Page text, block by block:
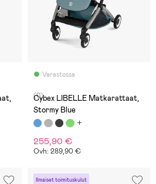
Varastossa
(0)
Cybex LIBELLE Matkarattaat,
Stormy Blue
255,90 €
Ovh: 289,90 €
Ilmaiset toimituskulut